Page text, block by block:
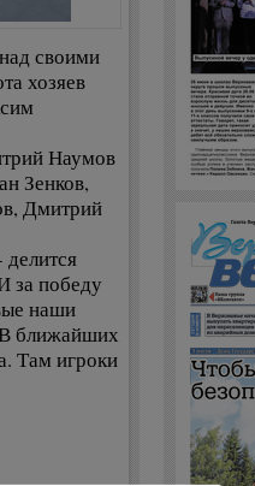
своими
хозяев
Наумов
Зенков,
Дмитрий
за победу
наши
ближайших
Там игроки